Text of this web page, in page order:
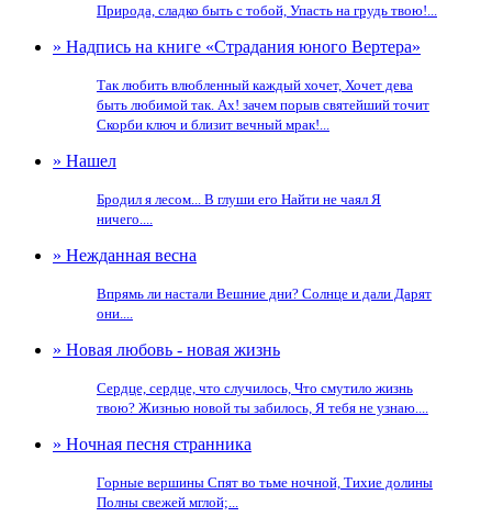
Природа, сладко быть с тобой, Упасть на грудь твою!...
» Надпись на книге «Страдания юного Вертера»
Так любить влюбленный каждый хочет, Хочет дева
быть любимой так. Ах! зачем порыв святейший точит
Скорби ключ и близит вечный мрак!...
» Нашел
Бродил я лесом... В глуши его Найти не чаял Я
ничего....
» Нежданная весна
Впрямь ли настали Вешние дни? Солнце и дали Дарят
они....
» Новая любовь - новая жизнь
Сердце, сердце, что случилось, Что смутило жизнь
твою? Жизнью новой ты забилось, Я тебя не узнаю....
» Ночная песня странника
Горные вершины Спят во тьме ночной, Тихие долины
Полны свежей мглой;...